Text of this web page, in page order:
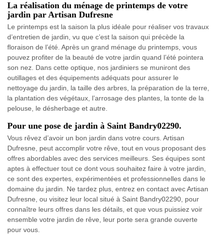
La réalisation du ménage de printemps de votre
jardin par Artisan Dufresne
Le printemps est la saison la plus idéale pour réaliser vos travaux
d’entretien de jardin, vu que c’est la saison qui précède la
floraison de l’été. Après un grand ménage du printemps, vous
pouvez profiter de la beauté de votre jardin quand l’été pointera
son nez. Dans cette optique, nos jardiniers se muniront des
outillages et des équipements adéquats pour assurer le
nettoyage du jardin, la taille des arbres, la préparation de la terre,
la plantation des végétaux, l’arrosage des plantes, la tonte de la
pelouse, le désherbage et autre.
Pour une pose de jardin à Saint Bandry02290.
Vous rêvez d’avoir un bon jardin dans votre cours. Artisan
Dufresne, peut accomplir votre rêve, tout en vous proposant des
offres abordables avec des services meilleurs. Ses équipes sont
aptes à effectuer tout ce dont vous souhaitez faire à votre jardin,
ce sont des expertes, expérimentées et professionnelles dans le
domaine du jardin. Ne tardez plus, entrez en contact avec Artisan
Dufresne, ou visitez leur local situé à Saint Bandry02290, pour
connaître leurs offres dans les détails, et que vous puissiez voir
ensemble votre jardin de rêve, leur porte sera grande ouverte
pour vous.